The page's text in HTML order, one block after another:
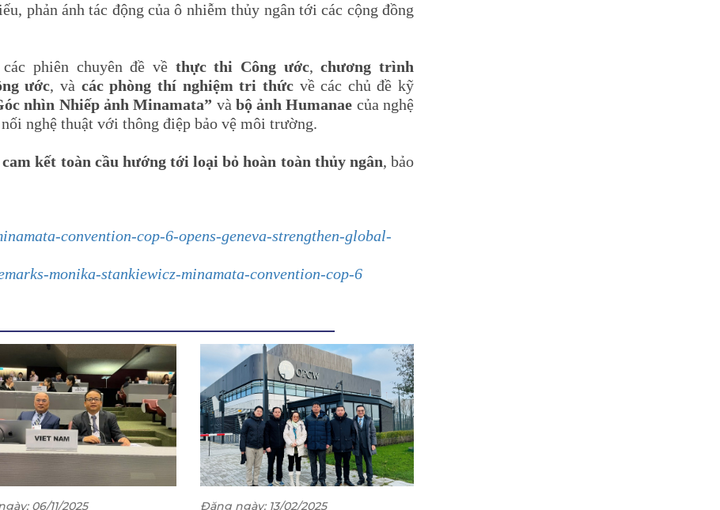
phản ánh tác động của ô nhiễm thủy ngân tới các cộng đồng
phiên chuyên đề về thực thi Công ước,chương trình
ước, và các phòng thí nghiệm tri thứcvề các chủ đề kỹ
nhìn Nhiếp ảnh Minamata” và bộ ảnh Humanae của nghệ
nghệ thuật với thông điệp bảo vệ môi trường.
cam kết toàn cầu hướng tới loại bỏ hoàn toàn thủy ngân, bảo
convention-cop-6-opens-geneva-strengthen-global-
monika-stankiewicz-minamata-convention-cop-6
06/11/2025 Đăng ngày: 13/02/2025